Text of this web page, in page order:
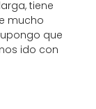
tiene
mucho
que
ido con